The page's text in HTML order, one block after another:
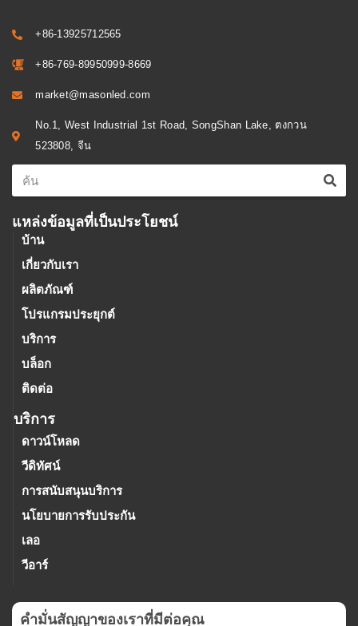
+86-13925712565
+86-769-89950999-8669
market@masonled.com
No.1, West Industrial 1st Road, SongShan Lake, ตงกวน
523808, จีน
แหล่งข้อมูลที่เป็นประโยชน์
บ้าน
เกี่ยวกับเรา
ผลิตภัณฑ์
โปรแกรมประยุกต์
บริการ
บล็อก
ติดต่อ
บริการ
ดาวน์โหลด
วีดิทัศน์
การสนับสนุนบริการ
นโยบายการรับประกัน
เลอ
วีอาร์
คํามั่นสัญญาของเราที่มีต่อคุณ